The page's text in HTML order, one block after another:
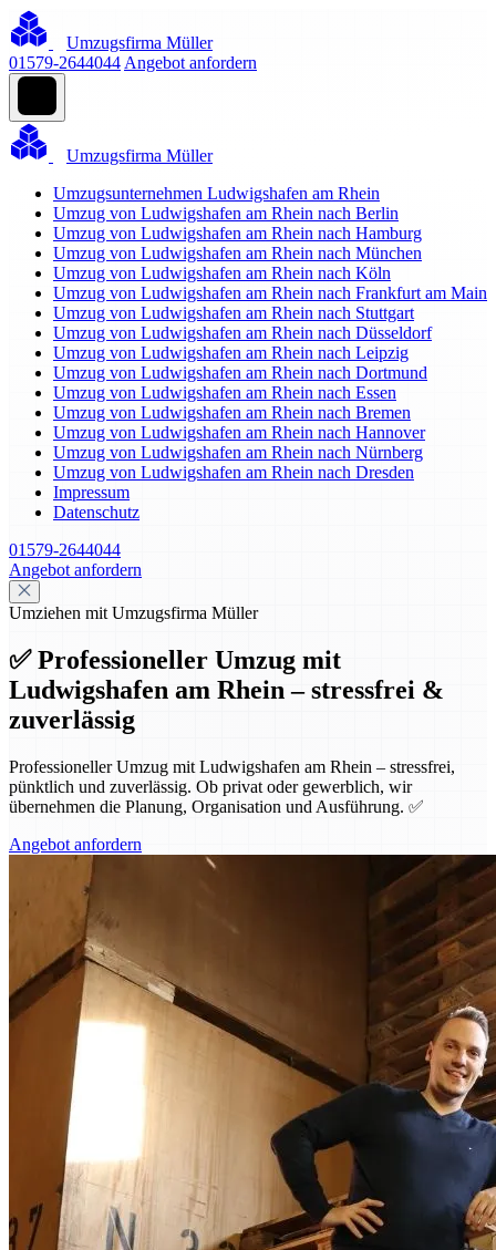
Umzugsfirma Müller
01579-2644044 Angebot anfordern
Umzugsfirma Müller
Umzugsunternehmen Ludwigshafen am Rhein
Umzug von Ludwigshafen am Rhein nach Berlin
Umzug von Ludwigshafen am Rhein nach Hamburg
Umzug von Ludwigshafen am Rhein nach München
Umzug von Ludwigshafen am Rhein nach Köln
Umzug von Ludwigshafen am Rhein nach Frankfurt am Main
Umzug von Ludwigshafen am Rhein nach Stuttgart
Umzug von Ludwigshafen am Rhein nach Düsseldorf
Umzug von Ludwigshafen am Rhein nach Leipzig
Umzug von Ludwigshafen am Rhein nach Dortmund
Umzug von Ludwigshafen am Rhein nach Essen
Umzug von Ludwigshafen am Rhein nach Bremen
Umzug von Ludwigshafen am Rhein nach Hannover
Umzug von Ludwigshafen am Rhein nach Nürnberg
Umzug von Ludwigshafen am Rhein nach Dresden
Impressum
Datenschutz
01579-2644044
Angebot anfordern
Umziehen mit Umzugsfirma Müller
✅ Professioneller Umzug mit
Ludwigshafen am Rhein – stressfrei &
zuverlässig
Professioneller Umzug mit Ludwigshafen am Rhein – stressfrei,
pünktlich und zuverlässig. Ob privat oder gewerblich, wir
übernehmen die Planung, Organisation und Ausführung. ✅
Angebot anfordern